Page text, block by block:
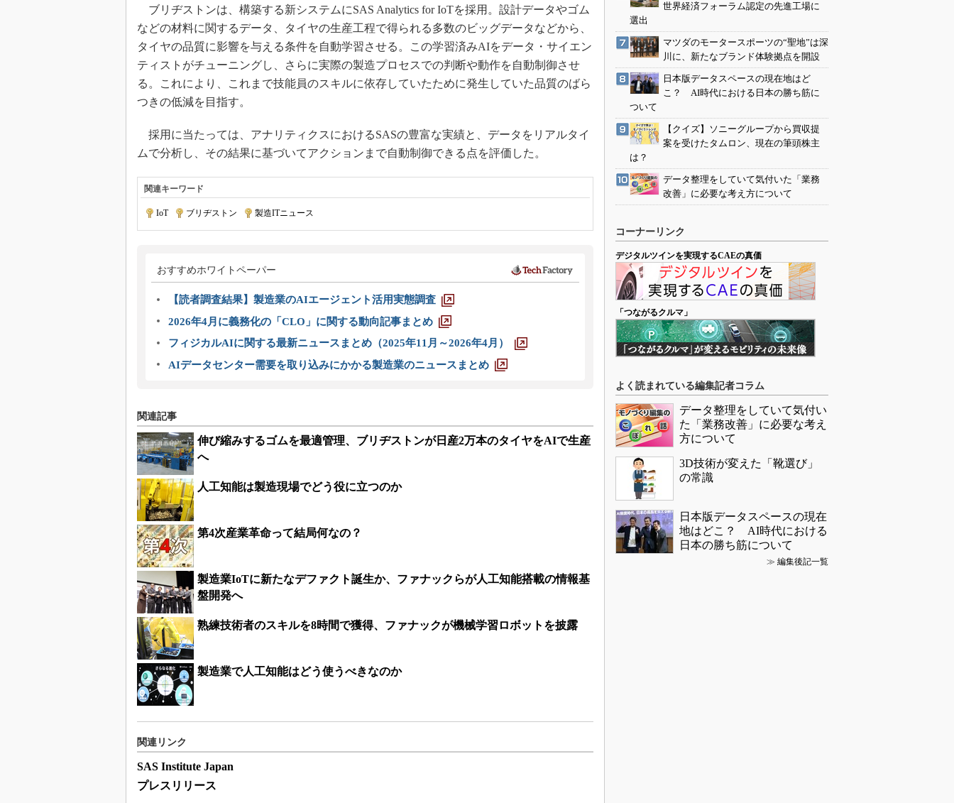
植物工場
知財マネジメント
海外生産
グローバル設計・開発
ブリヂストンは、構築する新システムにSAS Analytics for IoTを採用。設計データやゴム
などの材料に関するデータ、タイヤの生産工程で得られる多数のビッグデータなどから、
タイヤの品質に影響を与える条件を自動学習させる。この学習済みAIをデータ・サイエン
ティストがチューニングし、さらに実際の製造プロセスでの判断や動作を自動制御させ
る。これにより、これまで技能員のスキルに依存していたために発生していた品質のばら
つきの低減を目指す。
採用に当たっては、アナリティクスにおけるSASの豊富な実績と、データをリアルタイ
ムで分析し、その結果に基づいてアクションまで自動制御できる点を評価した。
関連キーワード
IoT| ブリヂストン 製造ITニュース
おすすめホワイトペーパー
【読者調査結果】製造業のAIエージェント活用実態調査
2026年4月に義務化の「CLO」に関する動向記事まとめ
フィジカルAIに関する最新ニュースまとめ（2025年11月～2026年4月）
AIデータセンター需要を取り込みにかかる製造業のニュースまとめ
関連記事
伸び縮みするゴムを最適管理、ブリヂストンが日産2万本のタイヤをAIで生産
へ
人工知能は製造現場でどう役に立つのか
第4次産業革命って結局何なの？
製造業IoTに新たなデファクト誕生か、ファナックらが人工知能搭載の情報基
盤開発へ
熟練技術者のスキルを8時間で獲得、ファナックが機械学習ロボットを披露
製造業で人工知能はどう使うべきなのか
関連リンク
SAS Institute Japan
プレスリリース
世界経済フォーラム認定の先進工場に
選出
マツダのモータースポーツの“聖地”は深
川に、新たなブランド体験拠点を開設
日本版データスペースの現在地はど
こ？ AI時代における日本の勝ち筋に
ついて
【クイズ】ソニーグループから買収提
案を受けたタムロン、現在の筆頭株主
は？
データ整理をしていて気付いた「業務
改善」に必要な考え方について
コーナーリンク
デジタルツインを実現するCAEの真価
「つながるクルマ」
よく読まれている編集記者コラム
データ整理をしていて気付い
た「業務改善」に必要な考え
方について
3D技術が変えた「靴選び」
の常識
日本版データスペースの現在
地はどこ？ AI時代における
日本の勝ち筋について
≫ 編集後記一覧